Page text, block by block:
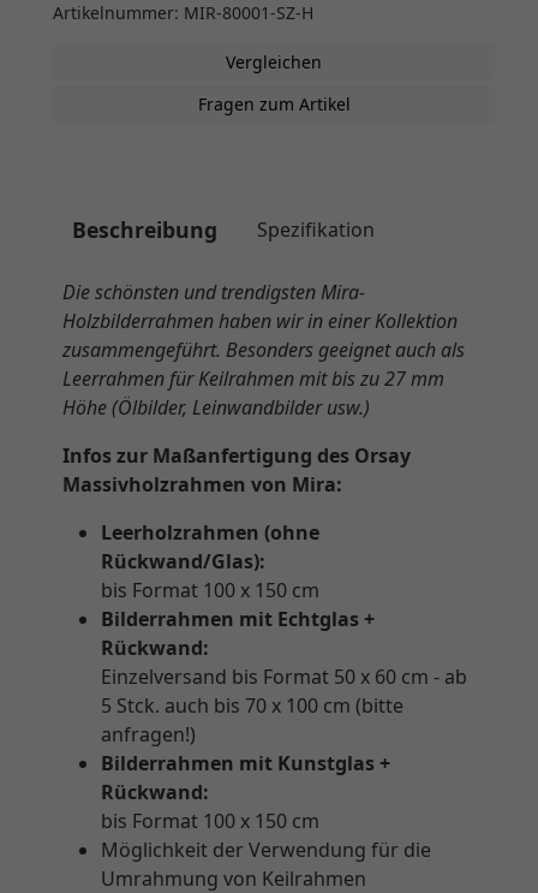
Artikelnummer: MIR-80001-SZ-H
Vergleichen
Fragen zum Artikel
Beschreibung Spezifikation
Die schönsten und trendigsten Mira-
Holzbilderrahmen haben wir in einer Kollektion
zusammengeführt. Besonders geeignet auch als
Leerrahmen für Keilrahmen mit bis zu 27 mm
Höhe (Ölbilder, Leinwandbilder usw.)
Infos zur Maßanfertigung des Orsay
Massivholzrahmen von Mira:
Leerholzrahmen (ohne
Rückwand/Glas):
bis Format 100 x 150 cm
Bilderrahmen mit Echtglas +
Rückwand:
Einzelversand bis Format 50 x 60 cm - ab
5 Stck. auch bis 70 x 100 cm (bitte
anfragen!)
Bilderrahmen mit Kunstglas +
Rückwand:
bis Format 100 x 150 cm
Möglichkeit der Verwendung für die
Umrahmung von Keilrahmen